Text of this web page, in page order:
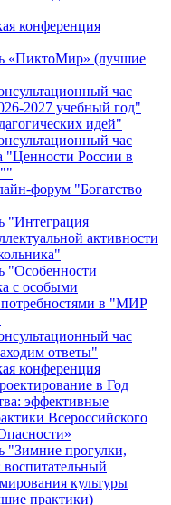
конференция
«ПиктоМир» (лучшие
час
2027 учебный год"
идей"
час
"Ценности России в
форум "Богатство
"Интеграция
активности
"Особенности
с особыми
потребностями в "МИР
час
ответы"
конференция
в Год
эффективные
Всероссийского
"Зимние прогулки,
культуры
практики)